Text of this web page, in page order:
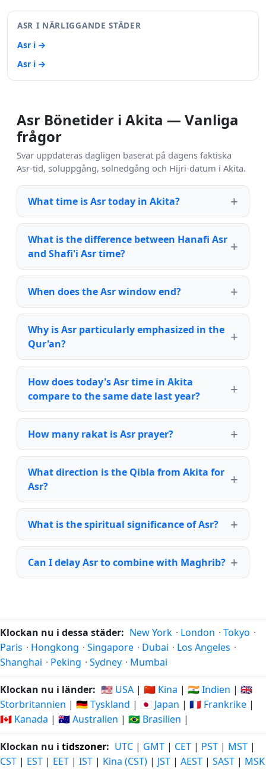
ASR I NÄRLIGGANDE STÄDER
Asr i →
Asr i →
Asr Bönetider i Akita — Vanliga
frågor
Svar uppdateras dagligen baserat på dagens faktiska
Asr-tid, soluppgång, solnedgång och Hijri-datum i Akita.
What time is Asr today in Akita?
What is the difference between Hanafi Asr
and Shafi'i Asr time?
When does the Asr window end?
Why is Asr particularly emphasized in the
Qur'an?
How does today's Asr time in Akita
compare to the same date last year?
How many rakat is Asr prayer?
What direction is the Qibla from Akita for
Asr?
What is the spiritual significance of Asr?
Can I delay Asr to combine with Maghrib?
Klockan nu i dessa städer: New York · London · Tokyo ·
Paris · Hongkong · Singapore · Dubai · Los Angeles ·
Shanghai · Peking · Sydney · Mumbai
Klockan nu i länder: 🇺🇸 USA | 🇨🇳 Kina | 🇮🇳 Indien | 🇬🇧
Storbritannien | 🇩🇪 Tyskland | 🇯🇵 Japan | 🇫🇷 Frankrike |
🇨🇦 Kanada | 🇦🇺 Australien | 🇧🇷 Brasilien |
Klockan nu i tidszoner: UTC | GMT | CET | PST | MST |
CST | EST | EET | IST | Kina (CST) | JST | AEST | SAST | MSK